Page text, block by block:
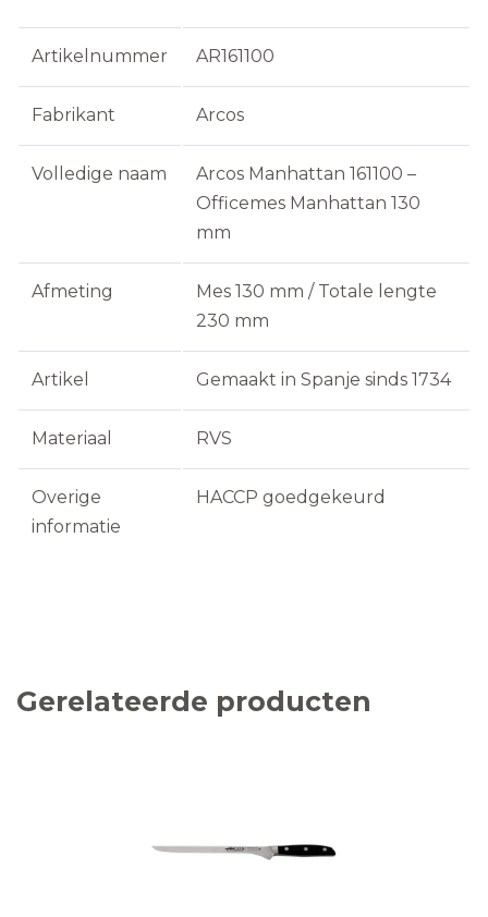
Artikelnummer AR161100
Fabrikant Arcos
Volledige naam
Arcos Manhattan 161100 –
Officemes Manhattan 130
mm
Afmeting
Mes 130 mm / Totale lengte
230 mm
Artikel Gemaakt in Spanje sinds 1734
Materiaal RVS
Overige
informatie
HACCP goedgekeurd
Gerelateerde producten